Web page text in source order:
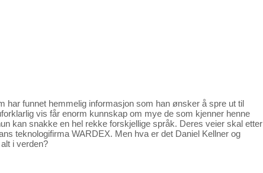
har funnet hemmelig informasjon som han ønsker å spre ut til
vis får enorm kunnskap om mye de som kjenner henne
kan snakke en hel rekke forskjellige språk. Deres veier skal etter
teknologifirma WARDEX. Men hva er det Daniel Kellner og
i verden?